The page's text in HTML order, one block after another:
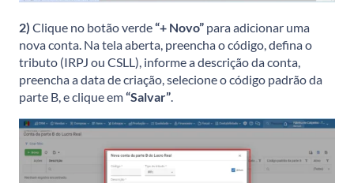
2) Clique no botão verde“+ Novo” para adicionar uma
nova conta. Na tela aberta, preencha o código, defina o
tributo (IRPJ ou CSLL), informe a descrição da conta,
preencha a data de criação, selecione o código padrão da
parte B, e clique em“Salvar”.